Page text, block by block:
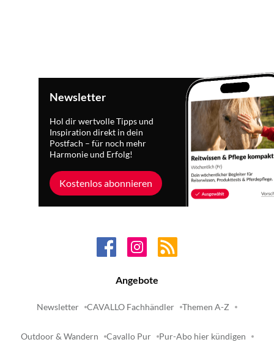
Newsletter
Hol dir wertvolle Tipps und
Inspiration direkt in dein
Postfach – für noch mehr
Harmonie und Erfolg!
Kostenlos abonnieren
Angebote
Newsletter CAVALLO Fachhändler Themen A-Z
Outdoor & Wandern Cavallo Pur Pur-Abo hier kündigen